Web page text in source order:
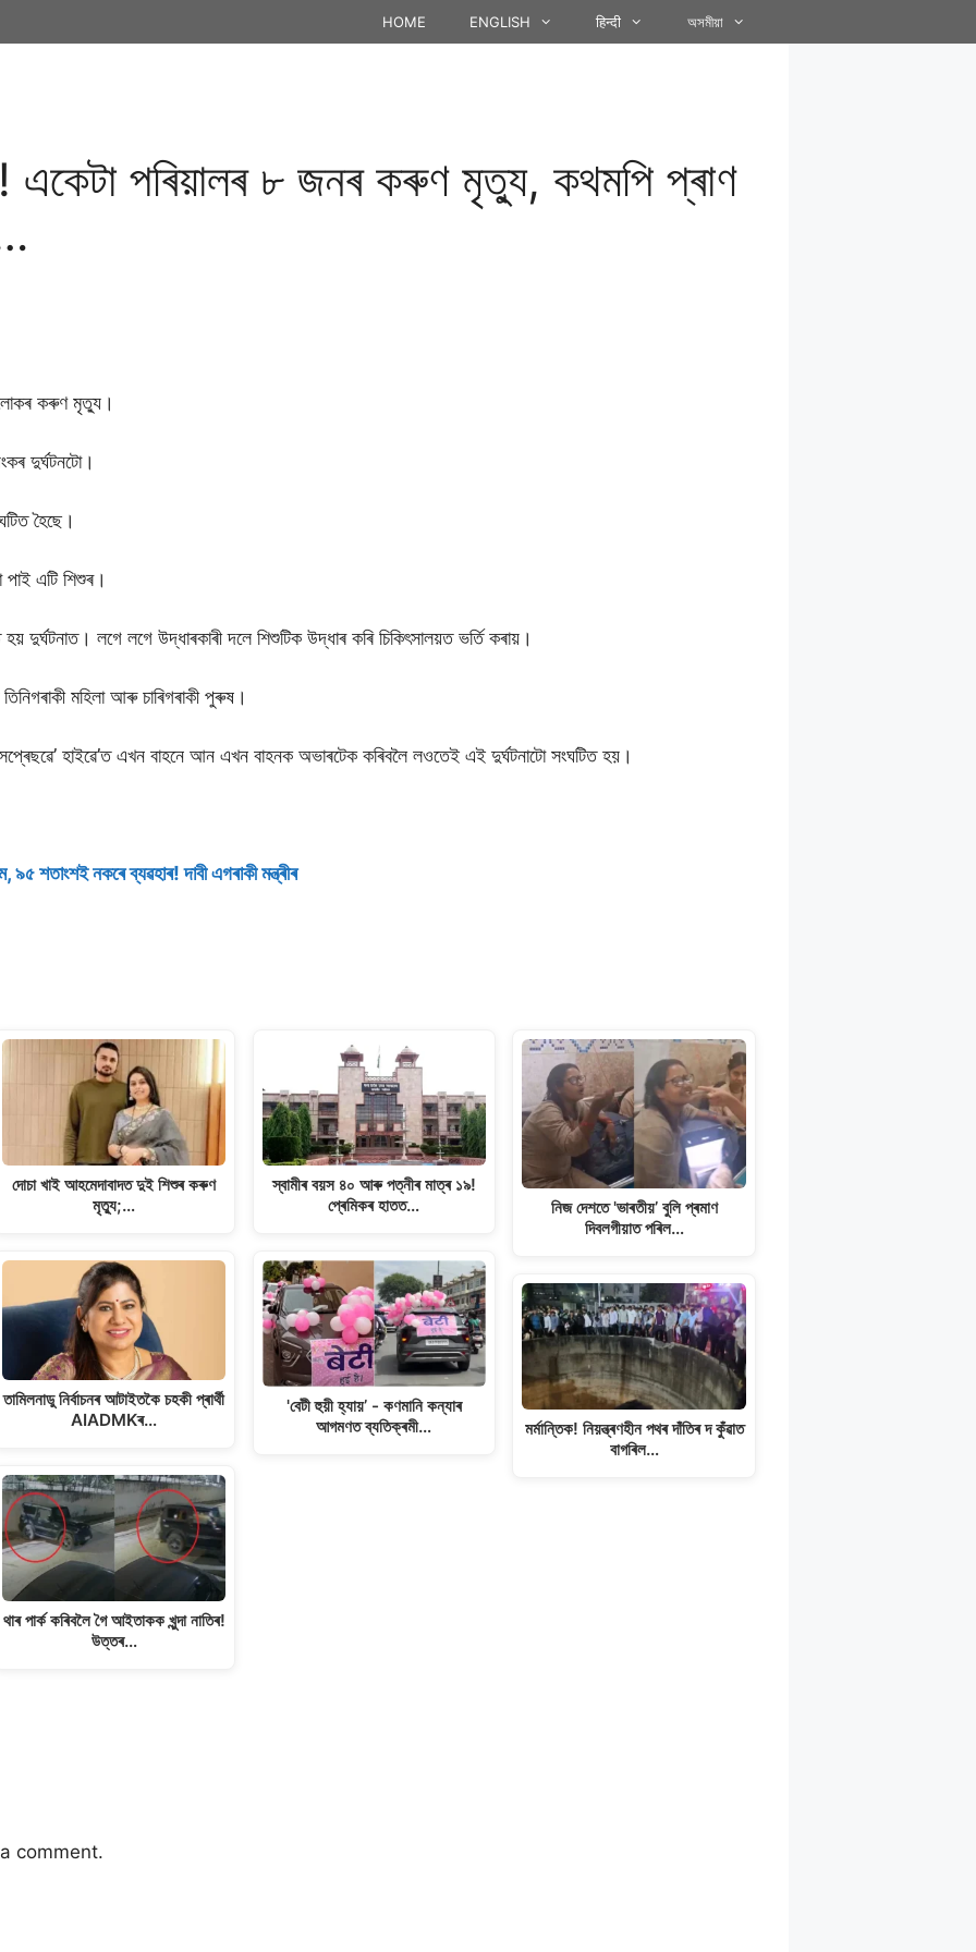
HOME ENGLISH हिन्दी অসমীয়া
একেটা পৰিয়ালৰ ৮ জনৰ কৰুণ মৃত্যু, কথমপি প্ৰাণ
লোকৰ কৰুণ মৃত্যু।
দুৰ্ঘটনটো।
হৈছে।
পাই এটি শিশুৰ।
দুৰ্ঘটনাত। লগে লগে উদ্ধাৰকাৰী দলে শিশুটিক উদ্ধাৰ কৰি চিকিৎসালয়ত ভৰ্তি কৰায়।
মহিলা আৰু চাৰিগৰাকী পুৰুষ।
হাইৱে’ত এখন বাহনে আন এখন বাহনক অভাৰটেক কৰিবলৈ লওতেই এই দুৰ্ঘটনাটো সংঘটিত হয়।
শতাংশই নকৰে ব্যৱহাৰ! দাবী এগৰাকী মন্ত্ৰীৰ
দোচা খাই আহমেদাবাদত দুই শিশুৰ কৰুণ
মৃত্যু;…
তামিলনাডু নিৰ্বাচনৰ আটাইতকৈ চহকী প্ৰাৰ্থী
AIADMKৰ…
থাৰ পাৰ্ক কৰিবলৈ গৈ আইতাকক খুন্দা নাতিৰ!
উত্তৰ…
স্বামীৰ বয়স ৪০ আৰু পত্নীৰ মাত্ৰ ১৯!
প্ৰেমিকৰ হাতত…
'বেটী হুয়ী হ্যায়’ - কণমানি কন্যাৰ
আগমণত ব্যতিক্ৰমী…
নিজ দেশতে 'ভাৰতীয়’ বুলি প্ৰমাণ
দিবলগীয়াত পৰিল…
মৰ্মান্তিক! নিয়ন্ত্ৰণহীন পথৰ দাঁতিৰ দ কুঁৱাত
বাগৰিল…
comment.